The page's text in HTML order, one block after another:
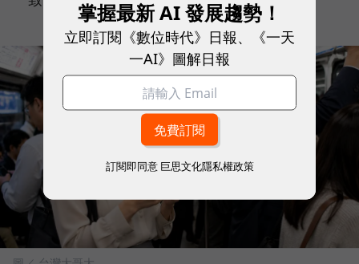
掌握最新 AI 發展趨勢！
立即訂閱《數位時代》日報、《一天
一AI》圖解日報
訂閱即同意 巨思文化隱私權政策